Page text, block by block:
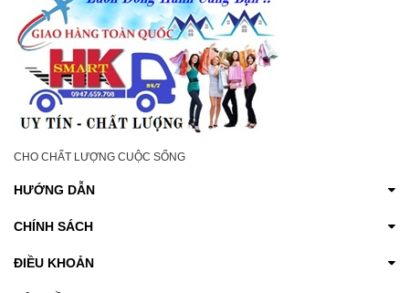
CHO CHẤT LƯỢNG CUỘC SỐNG
HƯỚNG DẪN
CHÍNH SÁCH
ĐIỀU KHOẢN